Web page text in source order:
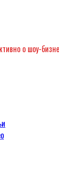
о шоу-